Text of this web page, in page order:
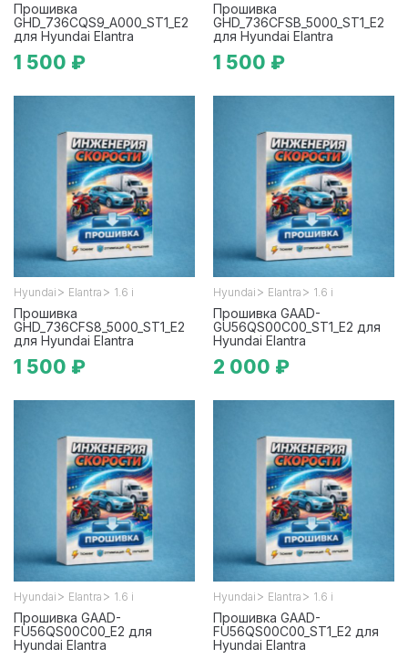
Прошивка
GHD_736CQS9_A000_ST1_E2
для Hyundai Elantra
1 500 ₽
Прошивка
GHD_736CFSB_5000_ST1_E2
для Hyundai Elantra
1 500 ₽
Hyundai > Elantra > 1.6 i
Прошивка
GHD_736CFS8_5000_ST1_E2
для Hyundai Elantra
1 500 ₽
Hyundai > Elantra > 1.6 i
Прошивка GAAD-
GU56QS00C00_ST1_E2 для
Hyundai Elantra
2 000 ₽
Hyundai > Elantra > 1.6 i
Прошивка GAAD-
FU56QS00C00_E2 для
Hyundai Elantra
Hyundai > Elantra > 1.6 i
Прошивка GAAD-
FU56QS00C00_ST1_E2 для
Hyundai Elantra